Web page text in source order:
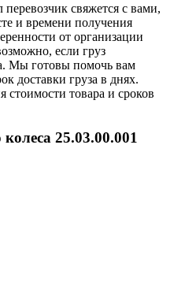
свяжется с вами,
и времени получения
от организации
если груз
Мы готовы помочь вам
доставки груза в днях.
стоимости товара и сроков
25.03.00.001